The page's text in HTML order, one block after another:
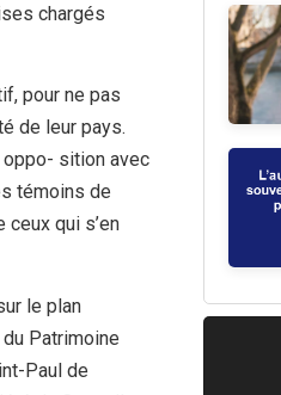
chargés
pour ne pas
de leur pays.
sition avec
témoins de
qui s’en
le plan
Patrimoine
Paul de